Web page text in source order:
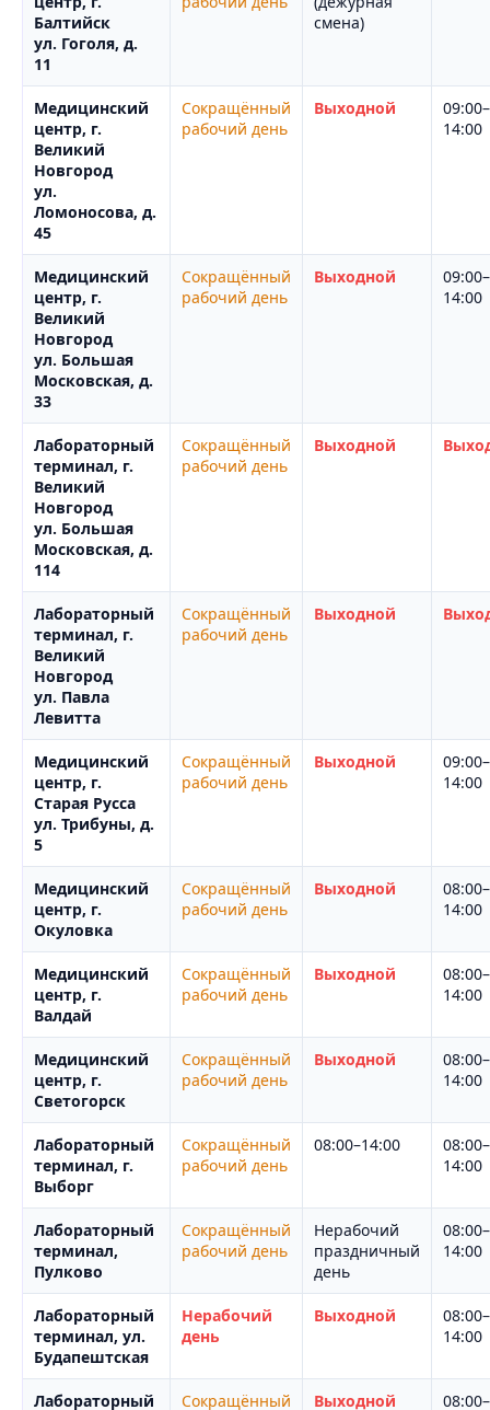
Балтийск
ул. Гоголя, д.
11
смена)
Медицинский
центр, г.
Великий
Новгород
ул.
Ломоносова, д.
45
Сокращённый
рабочий день
Выходной
09:00–
14:00
Медицинский
центр, г.
Великий
Новгород
ул. Большая
Московская, д.
33
Сокращённый
рабочий день
Выходной
09:00–
14:00
Лабораторный
терминал, г.
Великий
Новгород
ул. Большая
Московская, д.
114
Сокращённый
рабочий день
Выходной
Лабораторный
терминал, г.
Великий
Новгород
ул. Павла
Левитта
Сокращённый
рабочий день
Выходной
Медицинский
центр, г.
Старая Русса
ул. Трибуны, д.
5
Сокращённый
рабочий день
Выходной
09:00–
14:00
Медицинский
центр, г.
Окуловка
Сокращённый
рабочий день
Выходной
08:00–
14:00
Медицинский
центр, г.
Валдай
Сокращённый
рабочий день
Выходной
08:00–
14:00
Медицинский
центр, г.
Светогорск
Сокращённый
рабочий день
Выходной
08:00–
14:00
Лабораторный
терминал, г.
Выборг
Сокращённый
рабочий день
08:00–14:00
08:00–
14:00
Лабораторный
терминал,
Пулково
Сокращённый
рабочий день
Нерабочий
праздничный
день
08:00–
14:00
Лабораторный
терминал, ул.
Будапештская
Нерабочий
день
Выходной
08:00–
14:00
Лабораторный Сокращённый Выходной 08:00–